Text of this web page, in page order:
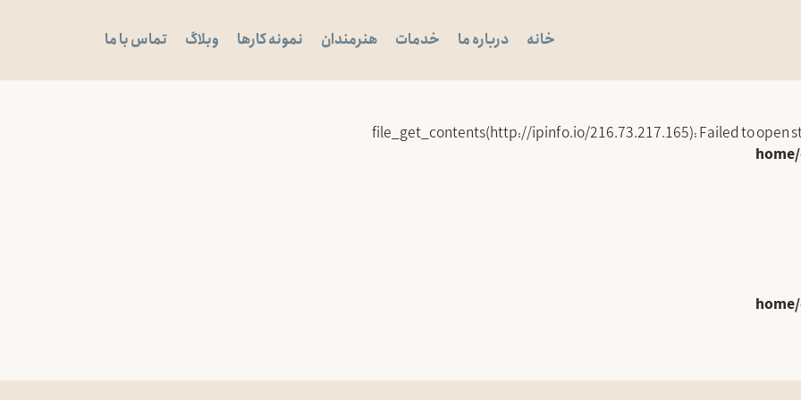
خانه درباره ما خدمات هنرمندان نمونه کارها وبلاگ تماس با ما